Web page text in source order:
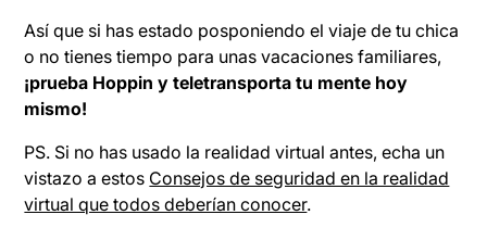
Así que si has estado posponiendo el viaje de tu chica
o no tienes tiempo para unas vacaciones familiares,
¡prueba Hoppin y teletransporta tu mente hoy
mismo!
PS. Si no has usado la realidad virtual antes, echa un
vistazo a estos Consejos de seguridad en la realidad
virtual que todos deberían conocer.